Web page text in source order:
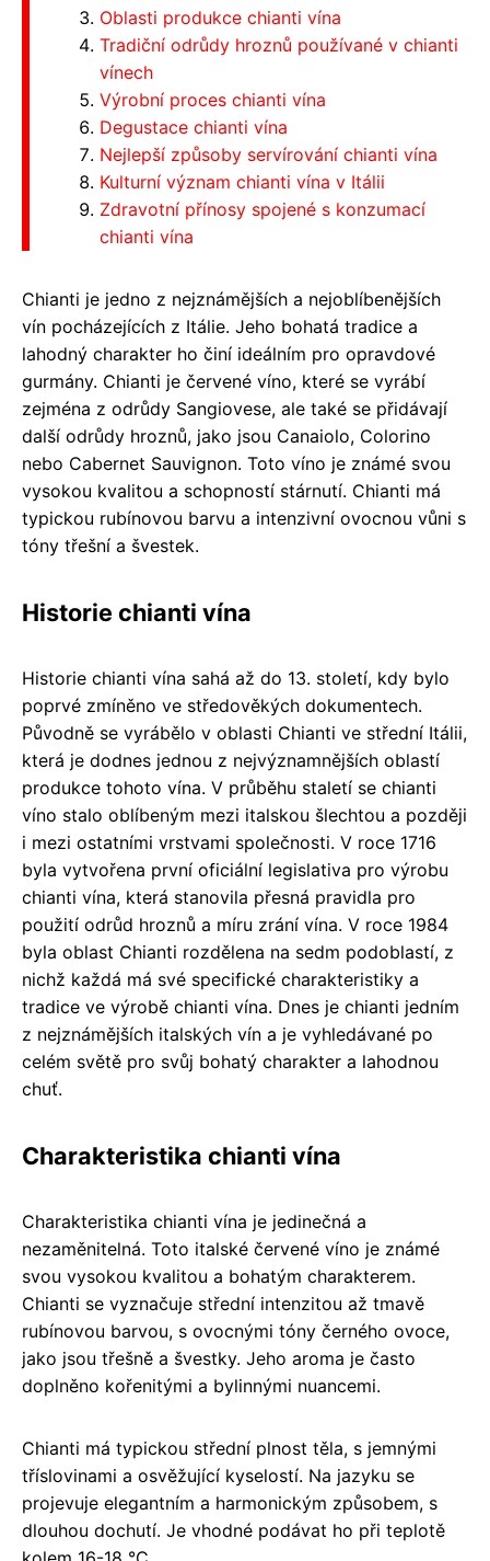
Oblasti produkce chianti vína
Tradiční odrůdy hroznů používané v chianti
vínech
Výrobní proces chianti vína
Degustace chianti vína
Nejlepší způsoby servírování chianti vína
Kulturní význam chianti vína v Itálii
Zdravotní přínosy spojené s konzumací
chianti vína
Chianti je jedno z nejznámějších a nejoblíbenějších
vín pocházejících z Itálie. Jeho bohatá tradice a
lahodný charakter ho činí ideálním pro opravdové
gurmány. Chianti je červené víno, které se vyrábí
zejména z odrůdy Sangiovese, ale také se přidávají
další odrůdy hroznů, jako jsou Canaiolo, Colorino
nebo Cabernet Sauvignon. Toto víno je známé svou
vysokou kvalitou a schopností stárnutí. Chianti má
typickou rubínovou barvu a intenzivní ovocnou vůni s
tóny třešní a švestek.
Historie chianti vína
Historie chianti vína sahá až do 13. století, kdy bylo
poprvé zmíněno ve středověkých dokumentech.
Původně se vyrábělo v oblasti Chianti ve střední Itálii,
která je dodnes jednou z nejvýznamnějších oblastí
produkce tohoto vína. V průběhu staletí se chianti
víno stalo oblíbeným mezi italskou šlechtou a později
i mezi ostatními vrstvami společnosti. V roce 1716
byla vytvořena první oficiální legislativa pro výrobu
chianti vína, která stanovila přesná pravidla pro
použití odrůd hroznů a míru zrání vína. V roce 1984
byla oblast Chianti rozdělena na sedm podoblastí, z
nichž každá má své specifické charakteristiky a
tradice ve výrobě chianti vína. Dnes je chianti jedním
z nejznámějších italských vín a je vyhledávané po
celém světě pro svůj bohatý charakter a lahodnou
chuť.
Charakteristika chianti vína
Charakteristika chianti vína je jedinečná a
nezaměnitelná. Toto italské červené víno je známé
svou vysokou kvalitou a bohatým charakterem.
Chianti se vyznačuje střední intenzitou až tmavě
rubínovou barvou, s ovocnými tóny černého ovoce,
jako jsou třešně a švestky. Jeho aroma je často
doplněno kořenitými a bylinnými nuancemi.
Chianti má typickou střední plnost těla, s jemnými
tříslovinami a osvěžující kyselostí. Na jazyku se
projevuje elegantním a harmonickým způsobem, s
dlouhou dochutí. Je vhodné podávat ho při teplotě